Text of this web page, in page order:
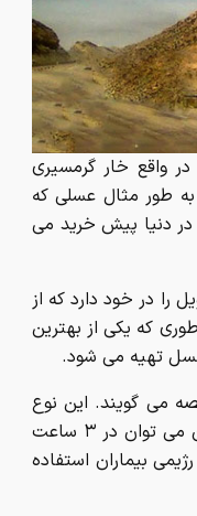
واقع خار گرمسیری
طور مثال عسلی که
دنیا پیش خرید می
را در خود دارد که از
که یکی از بهترین
تهیه می شود.
می گویند. این نوع
خرما به اندازه ای شیره دارد که گفته می شود از یک کاسه ی آن می توان در ۳ ساعت
بیماران استفاده